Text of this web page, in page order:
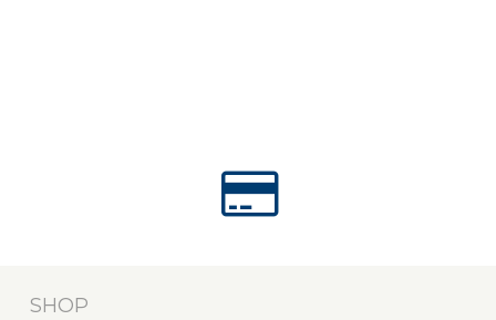
SHOP